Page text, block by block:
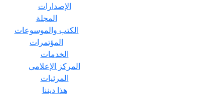
الإصدارات
المجلة
الكتب والموسوعات
المؤتمرات
الخدمات
المركز الإعلامى
المرئيات
هذا ديننا